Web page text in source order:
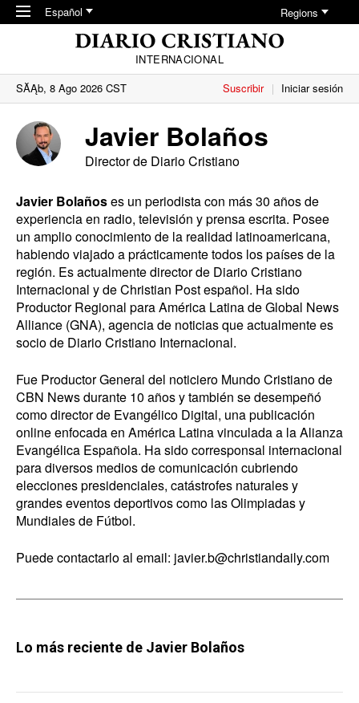
Skip to main content
Español Regions
INTERNACIONAL
SĂĄb, 8 Ago 2026 CST
Suscribir Iniciar sesión
Javier Bolaños
Director de Diario Cristiano
Javier Bolañoses un periodista con más 30 años de
experiencia en radio, televisión y prensa escrita. Posee
un amplio conocimiento de la realidad latinoamericana,
habiendo viajado a prácticamente todos los países de la
región. Es actualmente director de Diario Cristiano
Internacional y de Christian Post español. Ha sido
Productor Regional para América Latina de Global News
Alliance (GNA), agencia de noticias que actualmente es
socio de Diario Cristiano Internacional.
Fue Productor General del noticiero Mundo Cristiano de
CBN News durante 10 años y también se desempeñó
como director de Evangélico Digital, una publicación
online enfocada en América Latina vinculada a la Alianza
Evangélica Española. Ha sido corresponsal internacional
para diversos medios de comunicación cubriendo
elecciones presidenciales, catástrofes naturales y
grandes eventos deportivos como las Olimpiadas y
Mundiales de Fútbol.
Puede contactarlo al email: javier.b@christiandaily.com
Lo más reciente de Javier Bolaños